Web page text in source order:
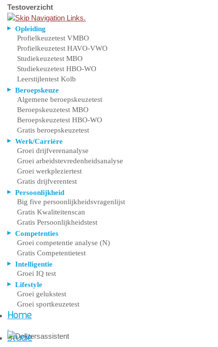
Testoverzicht
Opleiding
Profielkeuzetest VMBO
Profielkeuzetest HAVO-VWO
Studiekeuzetest MBO
Studiekeuzetest HBO-WO
Leerstijlentest Kolb
Beroepskeuze
Algemene beroepskeuzetest
Beroepskeuzetest MBO
Beroepskeuzetest HBO-WO
Gratis beroepskeuzetest
Werk/Carrière
Groei drijfverenanalyse
Groei arbeidstevredenheidsanalyse
Groei werkpleziertest
Gratis drijfverentest
Persoonlijkheid
Big five persoonlijkheidsvragenlijst
Gratis Kwaliteitenscan
Gratis Persoonlijkheidstest
Competenties
Groei competentie analyse (N)
Gratis Competentietest
Intelligentie
Groei IQ test
Lifestyle
Groei gelukstest
Groei sportkeuzetest
Home
Studie